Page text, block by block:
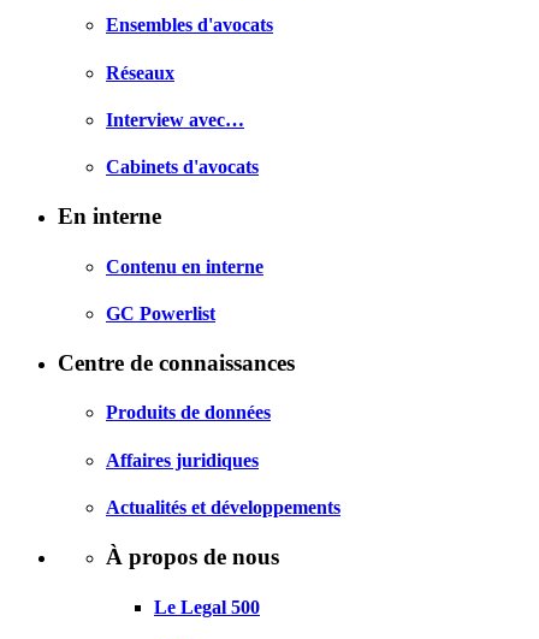
Ensembles d'avocats
Réseaux
Interview avec…
Cabinets d'avocats
En interne
Contenu en interne
GC Powerlist
Centre de connaissances
Produits de données
Affaires juridiques
Actualités et développements
À propos de nous
Le Legal 500